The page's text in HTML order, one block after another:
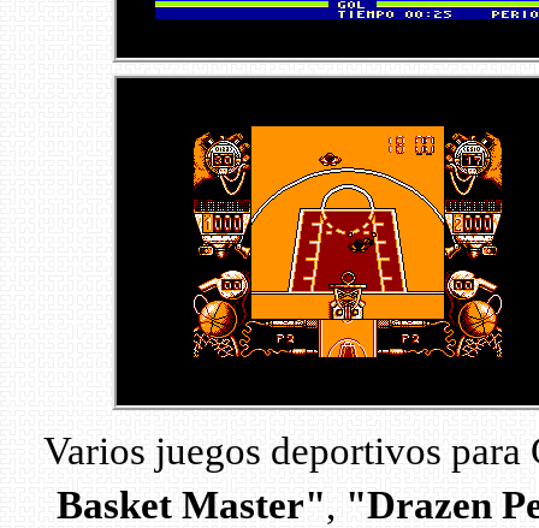
Varios juegos deportivos para
Basket Master", "Drazen